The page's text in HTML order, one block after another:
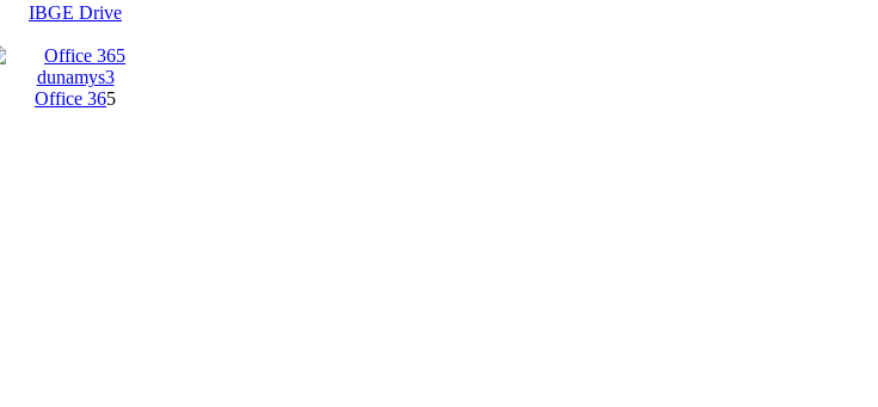
IBGE Drive
Office 365